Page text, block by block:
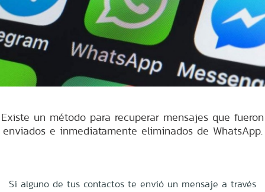
Existe un método para recuperar mensajes que fueron
enviados e inmediatamente eliminados de WhatsApp.
Si alguno de tus contactos te envió un mensaje a través